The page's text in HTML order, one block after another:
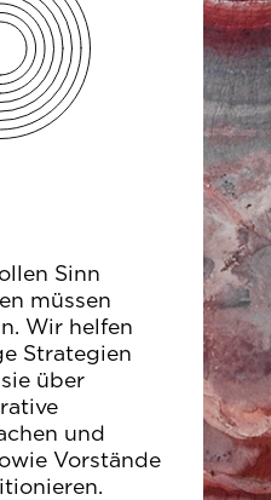
Sinn
müssen
Wir helfen
Strategien
über
und
Vorstände